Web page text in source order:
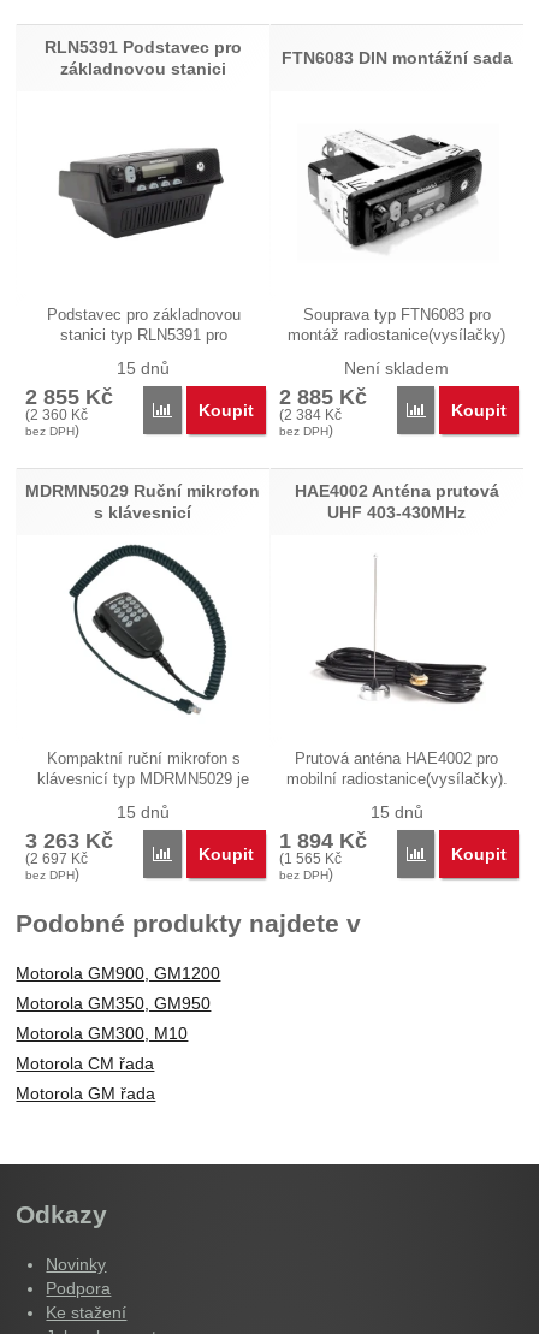
RLN5391 Podstavec pro
základnovou stanici
Podstavec pro základnovou
stanici typ RLN5391 pro
15 dnů
2 855 Kč
(2 360 Kč
bez DPH)
Porovnat
Koupit
FTN6083 DIN montážní sada
Souprava typ FTN6083 pro
montáž radiostanice(vysílačky)
Není skladem
2 885 Kč
(2 384 Kč
bez DPH)
Porovnat
Koupit
MDRMN5029 Ruční mikrofon
s klávesnicí
Kompaktní ruční mikrofon s
klávesnicí typ MDRMN5029 je
15 dnů
3 263 Kč
(2 697 Kč
bez DPH)
Porovnat
Koupit
HAE4002 Anténa prutová
UHF 403-430MHz
Prutová anténa HAE4002 pro
mobilní radiostanice(vysílačky).
15 dnů
1 894 Kč
(1 565 Kč
bez DPH)
Porovnat
Koupit
Podobné produkty najdete v
Motorola GM900, GM1200
Motorola GM350, GM950
Motorola GM300, M10
Motorola CM řada
Motorola GM řada
Odkazy
Novinky
Podpora
Ke stažení